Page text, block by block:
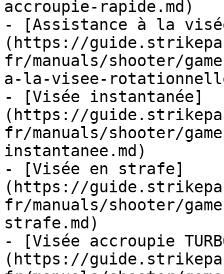
accroupie-rapide.md)
- [Assistance à la
(https://
fr/manuals/shooter/
a-la-visee-
- [Visée instantanée]
(https://
fr/manuals/shooter/
instantanee.md)
- [Visée en strafe]
(https://
fr/manuals/shooter/
strafe.md)
- [Visée accroupie
(https://